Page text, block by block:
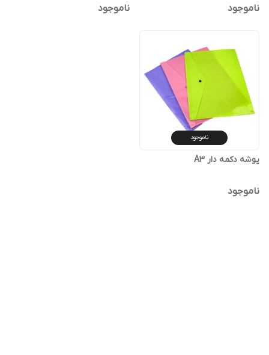
ناموجود ناموجود
ناموجود
پوشه دکمه دار A3
ناموجود